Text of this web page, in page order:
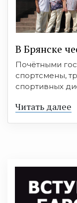
В Брянске
Почётными
спортсмены,
спортивных
Читать далее